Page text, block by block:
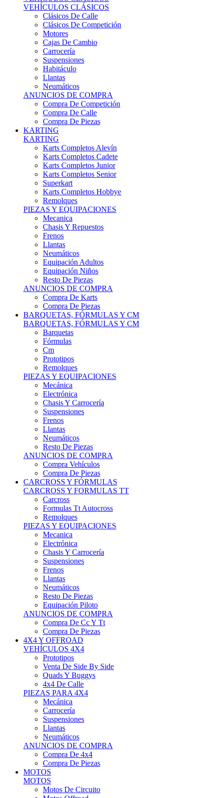
VEHÍCULOS CLÁSICOS
Clásicos De Calle
Clásicos De Competición
Motores
Cajas De Cambio
Carrocería
Suspensiones
Habitáculo
Llantas
Neumáticos
ANUNCIOS DE COMPRA
Compra De Competición
Compra De Calle
Compra De Piezas
KARTING
KARTING
Karts Completos Alevín
Karts Completos Cadete
Karts Completos Junior
Karts Completos Senior
Superkart
Karts Completos Hobbye
Remolques
PIEZAS Y EQUIPACIONES
Mecanica
Chasis Y Repuestos
Frenos
Llantas
Neumáticos
Equipación Adultos
Equipación Niños
Resto De Piezas
ANUNCIOS DE COMPRA
Compra De Karts
Compra De Piezas
BARQUETAS, FÓRMULAS Y CM
BARQUETAS, FÓRMULAS Y CM
Barquetas
Fórmulas
Cm
Prototipos
Remolques
PIEZAS Y EQUIPACIONES
Mecánica
Electrónica
Chasis Y Carrocería
Suspensiones
Frenos
Llantas
Neumáticos
Resto De Piezas
ANUNCIOS DE COMPRA
Compra Vehículos
Compra De Piezas
CARCROSS Y FÓRMULAS
CARCROSS Y FORMULAS TT
Carcross
Formulas Tt Autocross
Remolques
PIEZAS Y EQUIPACIONES
Mecanica
Electrónica
Chasis Y Carrocería
Suspensiones
Frenos
Llantas
Neumáticos
Resto De Piezas
Equipación Piloto
ANUNCIOS DE COMPRA
Compra De Cc Y Tt
Compra De Piezas
4X4 Y OFFROAD
VEHÍCULOS 4X4
Prototipos
Venta De Side By Side
Quads Y Buggys
4x4 De Calle
PIEZAS PARA 4X4
Mecánica
Carrocería
Suspensiones
Llantas
Neumáticos
ANUNCIOS DE COMPRA
Compra De 4x4
Compra De Piezas
MOTOS
MOTOS
Motos De Circuito